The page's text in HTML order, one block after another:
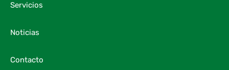
Servicios
Noticias
Contacto